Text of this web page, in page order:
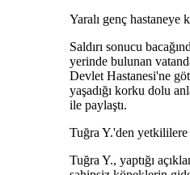
Yaralı genç hastaneye
Saldırı sonucu
yerinde bulunan
Devlet Hastanesi'ne
yaşadığı korku dolu
ile paylaştı.
Tuğra Y.'den yetkililere
Tuğra Y., yaptığı